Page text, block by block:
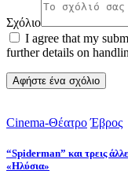
Σχόλιο
I agree that my
further details on
Cinema-Θέατρο Έβρος
“Spiderman” και τρεις
«Ηλύσια»